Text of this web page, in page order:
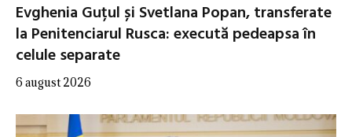
Evghenia Guțul și Svetlana Popan, transferate
la Penitenciarul Rusca: execută pedeapsa în
celule separate
6 august 2026